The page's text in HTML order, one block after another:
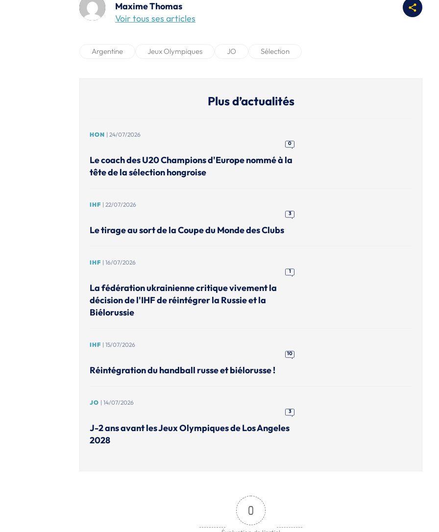
Maxime Thomas
Voir tous ses articles
Argentine Jeux Olympiques JO Sélection
Plus d’actualités
HON | 24/07/2026
0
Le coach des U20 Champions d'Europe nommé à la
tête de la sélection hongroise
IHF | 22/07/2026
3
Le tirage au sort de la Coupe du Monde des Clubs
IHF | 16/07/2026
1
La fédération ukrainienne critique vivement la
décision de l'IHF de réintégrer la Russie et la
Biélorussie
IHF | 15/07/2026
10
Réintégration du handball russe et biélorusse !
JO | 14/07/2026
3
J-2 ans avant les Jeux Olympiques de Los Angeles
2028
0